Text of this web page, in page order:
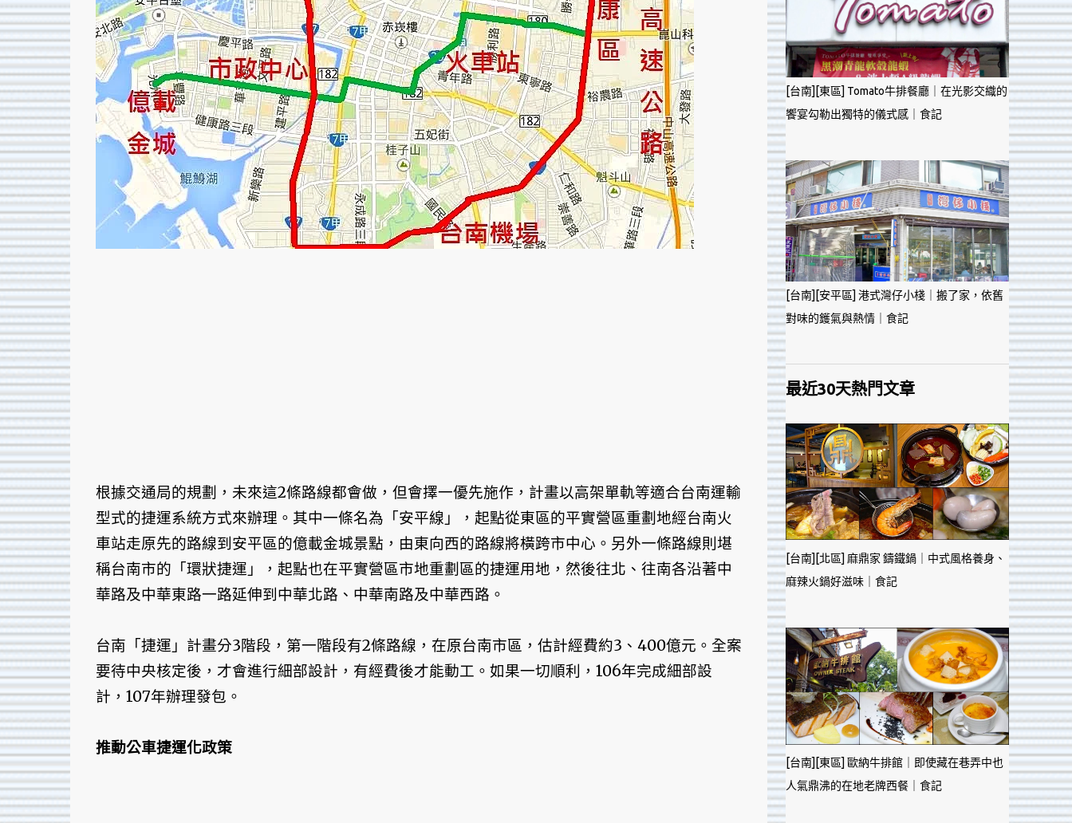
根據交通局的規劃，未來這2條路線都會做，但會擇一優先施作，計畫以高架單軌等適合台南運輸
型式的捷運系統方式來辦理。其中一條名為「安平線」，起點從東區的平實營區重劃地經台南火
車站走原先的路線到安平區的億載金城景點，由東向西的路線將橫跨市中心。另外一條路線則堪
稱台南市的「環狀捷運」，起點也在平實營區市地重劃區的捷運用地，然後往北、往南各沿著中
華路及中華東路一路延伸到中華北路、中華南路及中華西路。
台南「捷運」計畫分3階段，第一階段有2條路線，在原台南市區，估計經費約3、400億元。全案
要待中央核定後，才會進行細部設計，有經費後才能動工。如果一切順利，106年完成細部設
計，107年辦理發包。
推動公車捷運化政策
[台南][東區] Tomato牛排餐廳｜在光影交織的
饗宴勾勒出獨特的儀式感｜食記
[台南][安平區] 港式灣仔小棧｜搬了家，依舊
對味的鑊氣與熱情｜食記
最近30天熱門文章
[台南][北區] 麻鼎家 鑄鐵鍋｜中式風格養身、
麻辣火鍋好滋味｜食記
[台南][東區] 歐納牛排館｜即使藏在巷弄中也
人氣鼎沸的在地老牌西餐｜食記